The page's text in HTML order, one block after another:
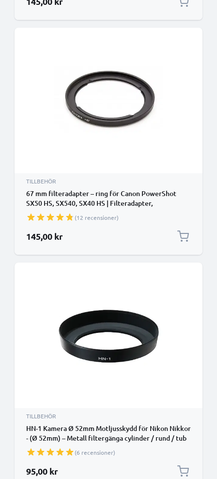
TILLBEHÖR
67 mm filteradapter – ring för Canon PowerShot
SX50 HS, SX540, SX40 HS | Filteradapter,
ringadapter
(12 recensioner)
145,00 kr
TILLBEHÖR
HN-1 Kamera Ø 52mm Motljusskydd för Nikon Nikkor
- (Ø 52mm) – Metall filtergänga cylinder / rund / tub
Motljusskydd från CELLONIC
(6 recensioner)
95,00 kr